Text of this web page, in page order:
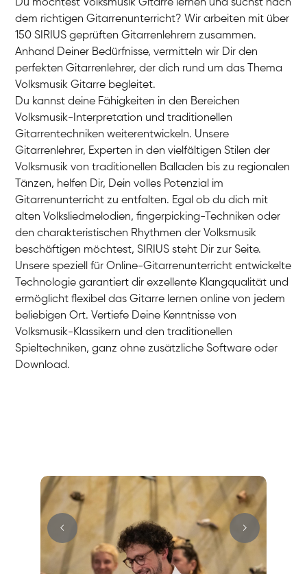
Du möchtest Volksmusik Gitarre lernen und suchst nach
dem richtigen Gitarrenunterricht? Wir arbeiten mit über
150 SIRIUS geprüften Gitarrenlehrern zusammen.
Anhand Deiner Bedürfnisse, vermitteln wir Dir den
perfekten Gitarrenlehrer, der dich rund um das Thema
Volksmusik Gitarre begleitet.
Du kannst deine Fähigkeiten in den Bereichen
Volksmusik-Interpretation und traditionellen
Gitarrentechniken weiterentwickeln. Unsere
Gitarrenlehrer, Experten in den vielfältigen Stilen der
Volksmusik von traditionellen Balladen bis zu regionalen
Tänzen, helfen Dir, Dein volles Potenzial im
Gitarrenunterricht zu entfalten. Egal ob du dich mit
alten Volksliedmelodien, fingerpicking-Techniken oder
den charakteristischen Rhythmen der Volksmusik
beschäftigen möchtest, SIRIUS steht Dir zur Seite.
Unsere speziell für Online-Gitarrenunterricht entwickelte
Technologie garantiert dir exzellente Klangqualität und
ermöglicht flexibel das Gitarre lernen online von jedem
beliebigen Ort. Vertiefe Deine Kenntnisse von
Volksmusik-Klassikern und den traditionellen
Spieltechniken, ganz ohne zusätzliche Software oder
Download.
Gitarre
Sandra
E-Gitarre